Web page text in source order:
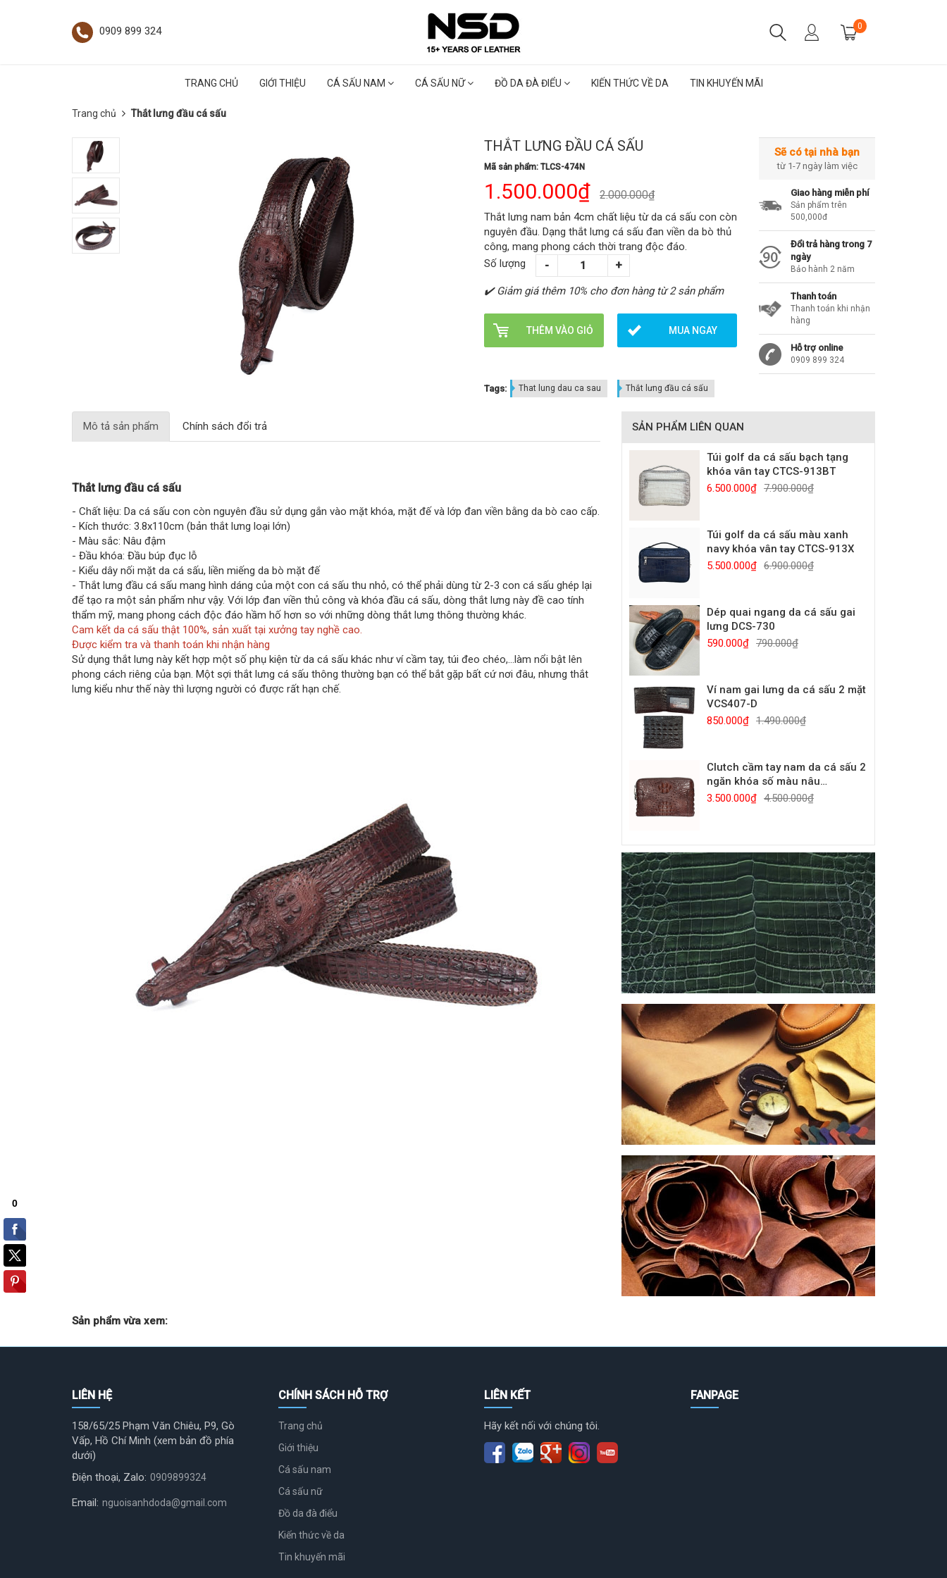
0909 899 324 0
TRANG CHỦ GIỚI THIỆU CÁ SẤU NAM CÁ SẤU NỮ ĐỒ DA ĐÀ ĐIỂU KIẾN THỨC VỀ DA TIN KHUYẾN MÃI
Trang chủ Thắt lưng đầu cá sấu
THẮT LƯNG ĐẦU CÁ SẤU
Mã sản phẩm: TLCS-474N
1.500.000₫ 2.000.000₫
Thắt lưng nam bản 4cm chất liệu từ da cá sấu con còn
nguyên đầu. Dạng thắt lưng cá sấu đan viền da bò thủ
công, mang phong cách thời trang độc đáo.
Số lượng
✔️ Giảm giá thêm 10% cho đơn hàng từ 2 sản phẩm
THÊM VÀO GIỎ MUA NGAY
Tags: That lung dau ca sau Thắt lưng đầu cá sấu
Sẽ có tại nhà bạn
từ 1-7 ngày làm việc
Giao hàng miễn phí
Sản phẩm trên
500,000đ
Đổi trả hàng trong 7
ngày
Bảo hành 2 năm
Thanh toán
Thanh toán khi nhận
hàng
Hỗ trợ online
0909 899 324
Mô tả sản phẩm Chính sách đổi trả
Thắt lưng đầu cá sấu
- Chất liệu: Da cá sấu con còn nguyên đầu sử dụng gắn vào mặt khóa, mặt đế và lớp đan viền bằng da bò cao cấp.
- Kích thước: 3.8x110cm (bản thắt lưng loại lớn)
- Màu sắc: Nâu đậm
- Đầu khóa: Đầu búp đục lỗ
- Kiểu dây nối mặt da cá sấu, liền miếng da bò mặt đế
- Thắt lưng đầu cá sấu mang hình dáng của một con cá sấu thu nhỏ, có thể phải dùng từ 2-3 con cá sấu ghép lại
để tạo ra một sản phẩm như vậy. Với lớp đan viền thủ công và khóa đầu cá sấu, dòng thắt lưng này đề cao tính
thẩm mỹ, mang phong cách độc đáo hầm hố hơn so với những dòng thắt lưng thông thường khác.
Cam kết da cá sấu thật 100%, sản xuất tại xưởng tay nghề cao.
Được kiểm tra và thanh toán khi nhận hàng
Sử dụng thắt lưng này kết hợp một số phụ kiện từ da cá sấu khác như ví cầm tay, túi đeo chéo,...làm nổi bật lên
phong cách riêng của bạn. Một sợi thắt lưng cá sấu thông thường bạn có thể bắt gặp bất cứ nơi đâu, nhưng thắt
lưng kiểu như thế này thì lượng người có được rất hạn chế.
SẢN PHẨM LIÊN QUAN
Túi golf da cá sấu bạch tạng
khóa vân tay CTCS-913BT
6.500.000₫ 7.900.000₫
Túi golf da cá sấu màu xanh
navy khóa vân tay CTCS-913X
5.500.000₫ 6.900.000₫
Dép quai ngang da cá sấu gai
lưng DCS-730
590.000₫ 790.000₫
Ví nam gai lưng da cá sấu 2 mặt
VCS407-D
850.000₫ 1.490.000₫
Clutch cầm tay nam da cá sấu 2
ngăn khóa số màu nâu
CTCS910-N
3.500.000₫ 4.500.000₫
Sản phẩm vừa xem:
LIÊN HỆ
158/65/25 Phạm Văn Chiêu, P9, Gò
Vấp, Hồ Chí Minh (xem bản đồ phía
dưới)
Điện thoại, Zalo: 0909899324
Email: nguoisanhdoda@gmail.com
CHÍNH SÁCH HỖ TRỢ
Trang chủ
Giới thiệu
Cá sấu nam
Cá sấu nữ
Đồ da đà điểu
Kiến thức về da
Tin khuyến mãi
LIÊN KẾT
Hãy kết nối với chúng tôi.
FANPAGE